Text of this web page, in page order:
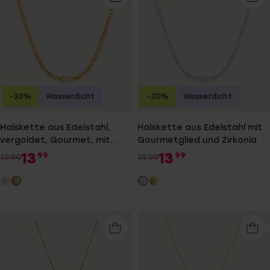
Halskette aus Edelstahl,
vergoldet, Gourmet, mit
Zirkonia
19.9913 99
-30% Wasserdicht
Halskette aus Edelstahl mit
Gourmetglied und Zirkonia
19.9913 99
-30% Wasserdicht